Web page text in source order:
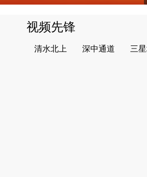
视频先锋
清水北上 深中通道 三